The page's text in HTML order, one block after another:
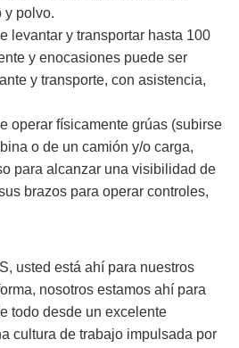
y polvo.
levantar y transportar hasta 100
y enocasiones puede ser
y transporte, con asistencia,
operar físicamente grúas (subirse
o de un camión y/o carga,
para alcanzar una visibilidad de
brazos para operar controles,
usted está ahí para nuestros
nosotros estamos ahí para
todo desde un excelente
cultura de trabajo impulsada por